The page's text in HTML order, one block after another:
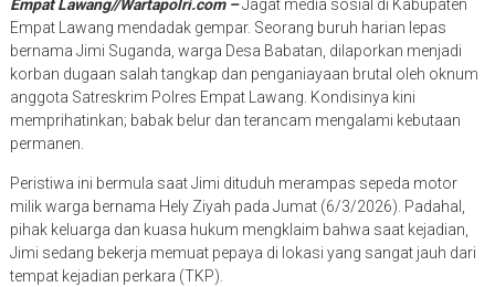
Empat Lawang//Wartapolri.com –Jagat media sosial di Kabupaten
Empat Lawang mendadak gempar. Seorang buruh harian lepas
bernama Jimi Suganda, warga Desa Babatan, dilaporkan menjadi
korban dugaan salah tangkap dan penganiayaan brutal oleh oknum
anggota Satreskrim Polres Empat Lawang. Kondisinya kini
memprihatinkan; babak belur dan terancam mengalami kebutaan
permanen.
Peristiwa ini bermula saat Jimi dituduh merampas sepeda motor
milik warga bernama Hely Ziyah pada Jumat (6/3/2026). Padahal,
pihak keluarga dan kuasa hukum mengklaim bahwa saat kejadian,
Jimi sedang bekerja memuat pepaya di lokasi yang sangat jauh dari
tempat kejadian perkara (TKP).